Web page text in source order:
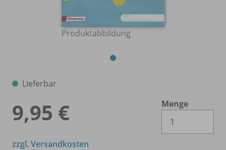
Produktabbildung
Lieferbar
9,95 €
Menge
zzgl. Versandkosten